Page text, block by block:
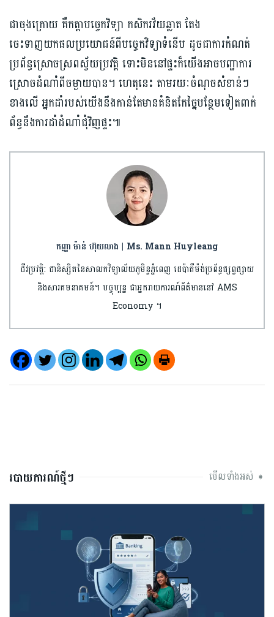
ជាចុងក្រោយ គឺកត្តាបច្ចេកវិទ្យា កសិករវ័យឆ្លាត តែង
ចេះទាញយកផលប្រយោជន៍ពីបច្ចេកវិទ្យាទំនើប ដូចជាការកំណត់
ប្រព័ន្ធស្រោចស្រពស្វ័យប្រវត្តិ ទោះមិននៅផ្ទះក៏យើងអាចបញ្ជាការ
ស្រោចដំណាំពីចម្ងាយបាន។ ហេតុនេះ តាមរយៈចំណុចសំខាន់ៗ
ខាងលើ អ្នកដាំរបស់យើងនឹងកាន់តែមានគំនិតកែច្នៃបន្ថែមទៀតពាក់
ព័ន្ធនឹងការដាំដំណាំជុំវិញផ្ទះ៕
កញ្ញា ម៉ាន់ ហ៊ុយលាង | Ms. Mann Huyleang
ជីវប្រវត្តិ: ជានិស្សិតនៃសាលកវិទ្យាល័យភូមិន្ទភ្នំពេញ ដេប៉ាតឺម៉ង់ប្រព័ន្ធផ្សព្វផ្សាយ
និងសារគមនាគមន៍។ បច្ចុប្បន្ន ជាអ្នករាយការណ៍ព័ត៌មាននៅ AMS
Economy ។
របាយការណ៍ថ្មីៗ មើលទាំងអស់ ➧